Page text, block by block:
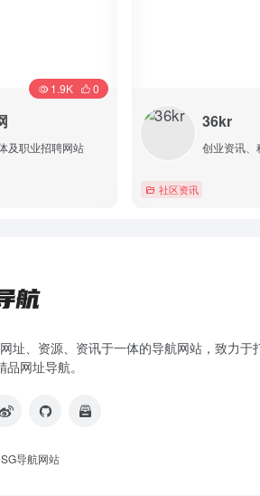
及职业招聘网站
1.9K 0
36kr
创业资讯、
社区资讯
址、资源、资讯于一体的导航网站，致力于
网址导航。
SG导航网站